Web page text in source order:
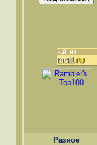
Разное